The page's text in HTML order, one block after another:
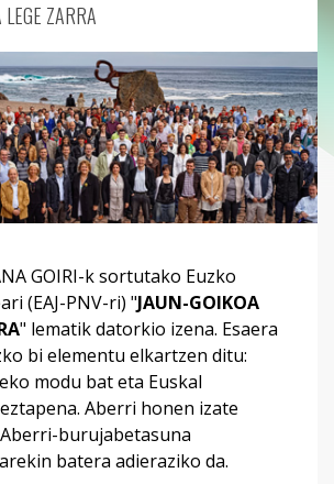
LEGE ZARRA
GOIRI-k sortutako Euzko
(EAJ-PNV-ri) "JAUN-GOIKOA
" lematik datorkio izena. Esaera
bi elementu elkartzen ditu:
modu bat eta Euskal
Aberri honen izate
burujabetasuna
batera adieraziko da.